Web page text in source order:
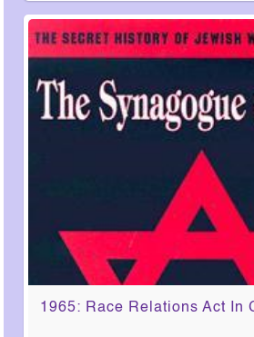
1965: Race Relations Act In